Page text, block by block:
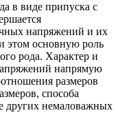
в виде припуска с
напряжений и их
этом основную роль
рода. Характер и
напрямую
размеров
способа
других немаловажных